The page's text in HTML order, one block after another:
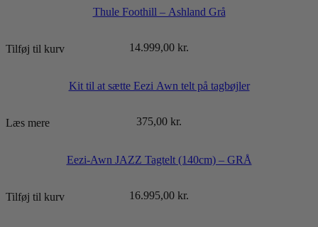
Thule Foothill – Ashland Grå
14.999,00 kr.
Tilføj til kurv
Kit til at sætte Eezi Awn telt på tagbøjler
375,00 kr.
Læs mere
Eezi-Awn JAZZ Tagtelt (140cm) – GRÅ
16.995,00 kr.
Tilføj til kurv